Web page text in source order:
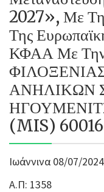
2027», Με
Της
ΚΦΑΑ Με
ΑΝΗΛΙΚΩΝ
(MIS)
Ιωάννινα 08/07/2024
Α.Π: 1358